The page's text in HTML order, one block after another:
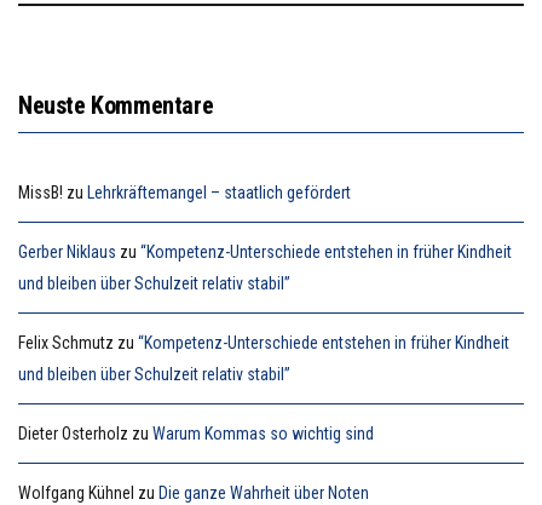
Neuste Kommentare
MissB! zu Lehrkräftemangel – staatlich gefördert
Gerber Niklaus zu “Kompetenz-Unterschiede entstehen in früher Kindheit
und bleiben über Schulzeit relativ stabil”
Felix Schmutz zu “Kompetenz-Unterschiede entstehen in früher Kindheit
und bleiben über Schulzeit relativ stabil”
Dieter Osterholz zu Warum Kommas so wichtig sind
Wolfgang Kühnel zu Die ganze Wahrheit über Noten